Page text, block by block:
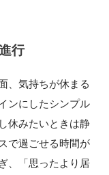
行
、気持ちが休まる
ンにしたシンプル
休みたいときは静
で過ごせる時間が
、「思ったより居